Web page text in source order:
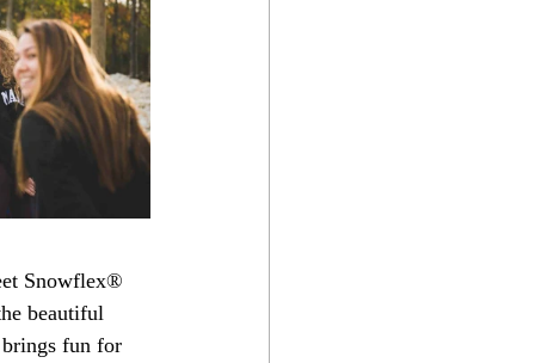
Snowflex®
beautiful
fun for